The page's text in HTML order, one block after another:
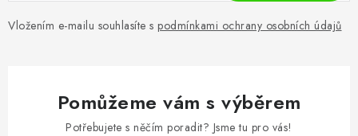
Vložením e-mailu souhlasíte s podmínkami ochrany osobních údajů
Pomůžeme vám s výběrem
Potřebujete s něčím poradit? Jsme tu pro vás!